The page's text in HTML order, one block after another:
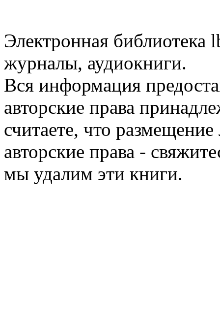
Электронная библиотека
журналы, аудиокниги.
Вся информация
авторские права
считаете, что
авторские права -
мы удалим эти книги.